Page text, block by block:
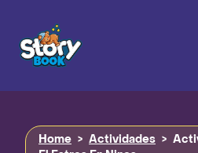
Home > Actividades >